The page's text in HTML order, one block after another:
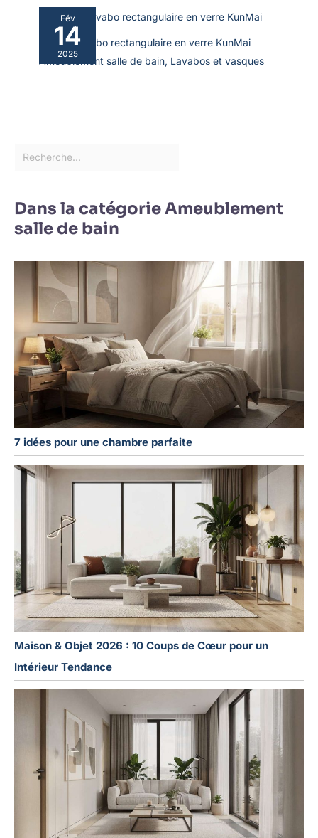
Fév
14
2025
Test du lavabo rectangulaire en verre KunMai
Ameublement salle de bain, Lavabos et vasques
Dans la catégorie Ameublement
salle de bain
7 idées pour une chambre parfaite
Maison & Objet 2026 : 10 Coups de Cœur pour un
Intérieur Tendance